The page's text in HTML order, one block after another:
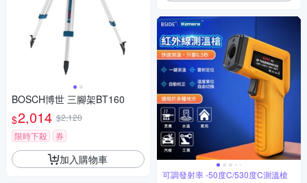
BOSCH博世 三腳架BT160
$2,014 $2,120
限時下殺
券
加入購物車
可調發射率 -50度C/530度C測溫槍